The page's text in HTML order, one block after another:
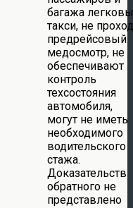
багажа
такси, не
предрейсовый
медосмотр, не
обеспечивают
контроль
техсостояния
автомобиля,
могут не иметь
необходимого
водительского
стажа.
Доказательств
обратного не
представлено